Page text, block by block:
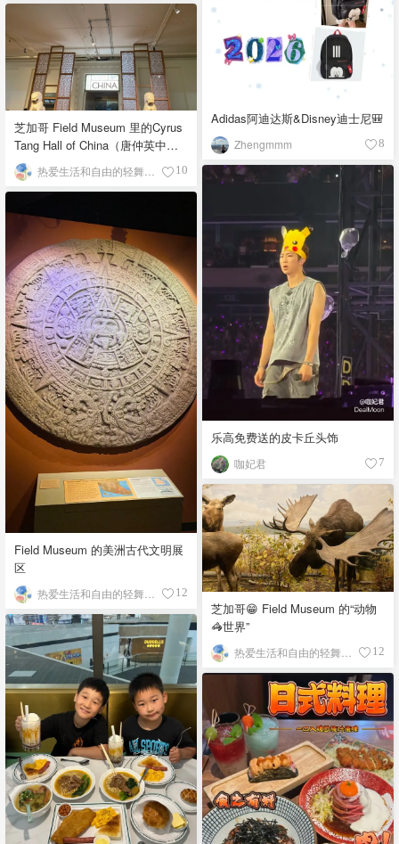
Adidas阿迪达斯&Disney迪士尼🎒
Zhengmmm 8
芝加哥 Field Museum 里的Cyrus
Tang Hall of China（唐仲英中国
馆）
热爱生活和自由的轻舞飞扬 10
乐高免费送的皮卡丘头饰
咖妃君 7
Field Museum 的美洲古代文明展
区
12
芝加哥😁 Field Museum 的“动物
🦓世界”
12